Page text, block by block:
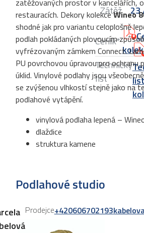
Zátěž
23
Ceník*
Technický
list
list
zatěžovaných prostor v kancelářích,
restauracích. Dekory kolekceWineo
shodné jak pro variantu celoplošně
podlah pokládaných plovoucím
vyfrézovaným zámkem Connect.
PU povrchovou úpravou pro ochranu
úklid. Vinylové podlahy jsou
se zvýšenou vlhkostí stejně jako na
podlahové vytápění.
vinylová podlaha lepená –
dlaždice
struktura kamene
Podlahové studio
Prodejce+420606702193